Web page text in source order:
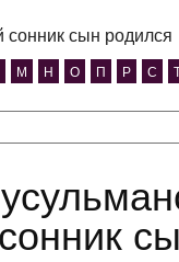
сонник сын родился
М Н О П Р С